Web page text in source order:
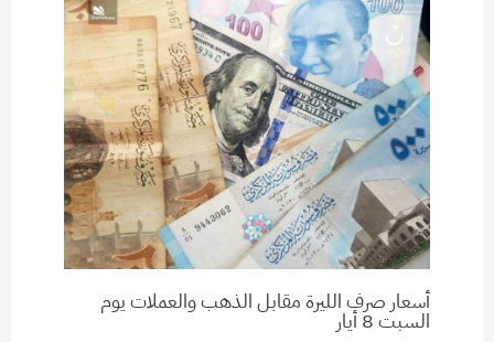
أسعار صرف الليرة مقابل الذهب والعملات يوم
السبت 8 أيار